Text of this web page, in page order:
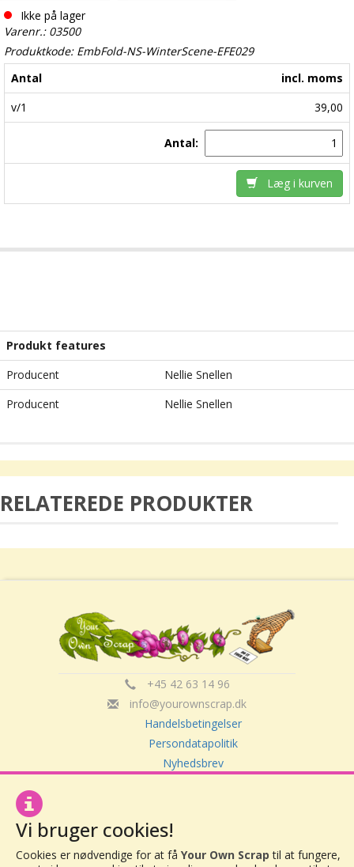
Ikke på lager
Varenr.: 03500
Produktkode: EmbFold-NS-WinterScene-EFE029
Antal
incl. moms
v/1
39,00
Antal:
Læg i kurven
Produkt features
Producent
Nellie Snellen
Producent
Nellie Snellen
RELATEREDE PRODUKTER
+45 42 63 14 96
info@yourownscrap.dk
Handelsbetingelser
Persondatapolitik
Nyhedsbrev
CVR: 30416082
Vi bruger cookies!
Cookies er nødvendige for at få Your Own Scrap til at fungere,